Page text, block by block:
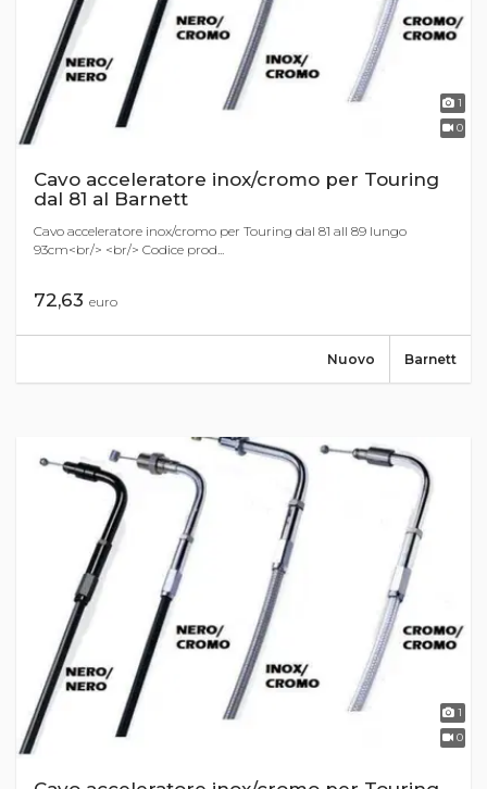
1
0
Cavo acceleratore inox/cromo per Touring
dal 81 al Barnett
Cavo acceleratore inox/cromo per Touring dal 81 all 89 lungo
93cm<br/> <br/> Codice prod...
72,63 euro
Barnett
Nuovo
1
0